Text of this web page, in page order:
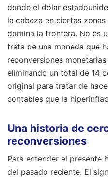
donde el dólar
la cabeza en ciertas
domina la frontera. No es
trata de una moneda que
reconversiones
eliminando un total de 14
original para tratar de
contables que la
Una historia de
reconversiones
Para entender el presente
del pasado reciente. El